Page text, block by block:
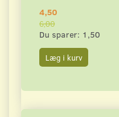
4,50
6,00
Du sparer: 1,50
Læg i kurv